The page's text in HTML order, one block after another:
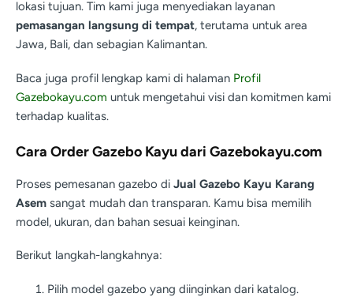
lokasi tujuan. Tim kami juga menyediakan layanan
pemasangan langsung di tempat, terutama untuk area
Jawa, Bali, dan sebagian Kalimantan.
Baca juga profil lengkap kami di halaman Profil
Gazebokayu.com untuk mengetahui visi dan komitmen kami
terhadap kualitas.
Cara Order Gazebo Kayu dari Gazebokayu.com
Proses pemesanan gazebo di Jual Gazebo Kayu Karang
Asem sangat mudah dan transparan. Kamu bisa memilih
model, ukuran, dan bahan sesuai keinginan.
Berikut langkah-langkahnya:
Pilih model gazebo yang diinginkan dari katalog.